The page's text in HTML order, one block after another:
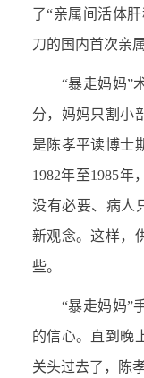
了“亲属间活体
刀的国内首次亲
“暴走妈妈”术
分，妈妈只割小
是陈孝平读博士
1982年至1985
没有必要、病人
新观念。这样，
些。
“暴走妈妈”手
的信心。直到晚
关头过去了，陈